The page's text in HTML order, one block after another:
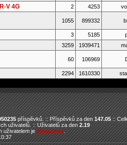
V 4G 2 4253
1055 899332
3 5185
3259 1939471
60 106969
2294 1610330
příspěvků. :: Příspěvků za den147.05::
uživatelů. :: Uživatelů za den2.19
uživatelem jealiciaalves